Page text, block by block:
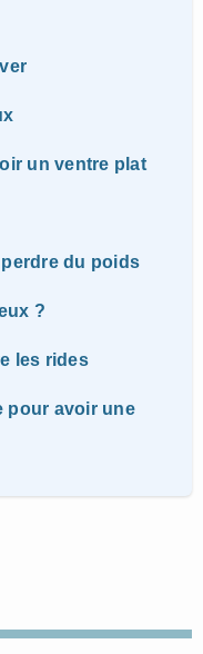
un ventre plat
du poids
?
les rides
pour avoir une